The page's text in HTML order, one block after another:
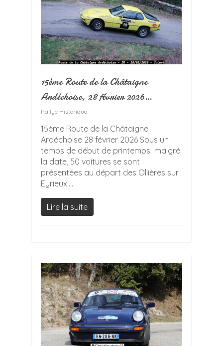
15ème Route de la Châtaigne
Ardéchoise, 28 février 2026…
Rallye Historique
15ème Route de la Châtaigne
Ardéchoise 28 février 2026 Sous un
temps de début de printemps malgré
la date, 50 voitures se sont
présentées au départ des Ollières sur
Eyrieux....
Lire la suite